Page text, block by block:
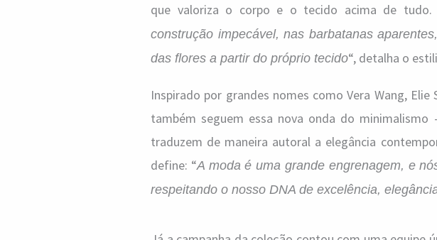
que valoriza o corpo e o tecido acima de tudo.
construção impecável, nas barbatanas
das flores a partir do próprio tecido“, detalha o
Inspirado por grandes nomes como Vera Wang,
também seguem essa nova onda do
traduzem de maneira autoral a elegância
define: “A moda é uma grande engrenagem, e
respeitando o nosso DNA de excelência,